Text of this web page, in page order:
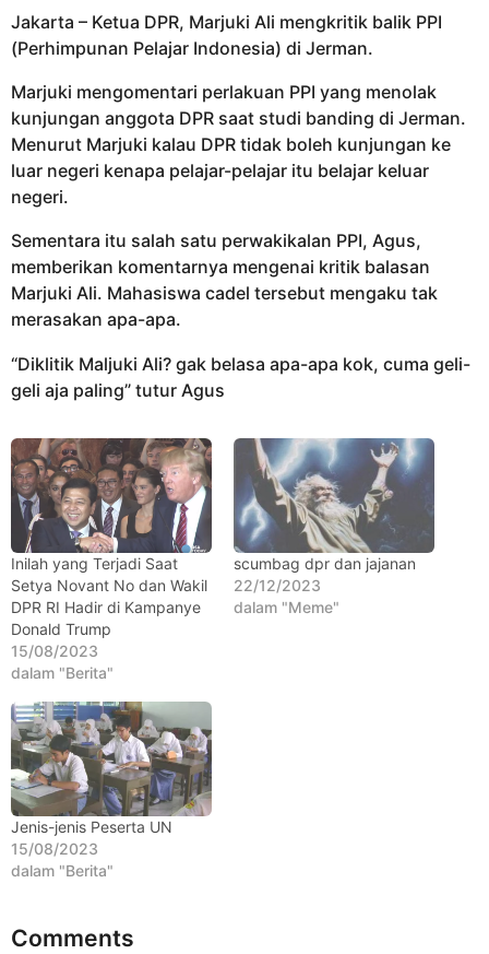
t
a
h
u
n
a
g
o
o
Jakarta – Ketua DPR, Marjuki Ali mengkritik balik PPI
(Perhimpunan Pelajar Indonesia) di Jerman.
Marjuki mengomentari perlakuan PPI yang menolak
kunjungan anggota DPR saat studi banding di Jerman.
Menurut Marjuki kalau DPR tidak boleh kunjungan ke
luar negeri kenapa pelajar-pelajar itu belajar keluar
negeri.
Sementara itu salah satu perwakikalan PPI, Agus,
memberikan komentarnya mengenai kritik balasan
Marjuki Ali. Mahasiswa cadel tersebut mengaku tak
merasakan apa-apa.
“Diklitik Maljuki Ali? gak belasa apa-apa kok, cuma geli-
geli aja paling” tutur Agus
Inilah yang Terjadi Saat
Setya Novant No dan Wakil
DPR RI Hadir di Kampanye
Donald Trump
15/08/2023
dalam "Berita"
scumbag dpr dan jajanan
22/12/2023
dalam "Meme"
Jenis-jenis Peserta UN
15/08/2023
dalam "Berita"
Comments